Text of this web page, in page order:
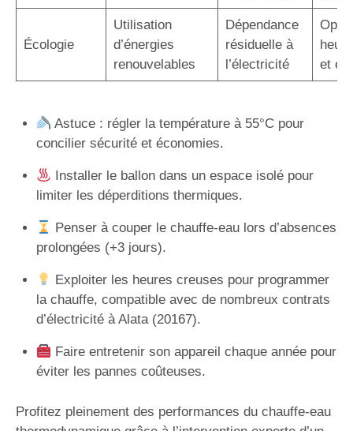
Écologie
Utilisation
d’énergies
renouvelables
Dépendance
résiduelle à
l’électricité
et
Astuce : régler la température à 55°C pour
concilier sécurité et économies.
Installer le ballon dans un espace isolé pour
limiter les déperditions thermiques.
Penser à couper le chauffe-eau lors d’absences
prolongées (+3 jours).
Exploiter les heures creuses pour programmer
la chauffe, compatible avec de nombreux contrats
d’électricité à Alata (20167).
Faire entretenir son appareil chaque année pour
éviter les pannes coûteuses.
Profitez pleinement des performances du chauffe-eau